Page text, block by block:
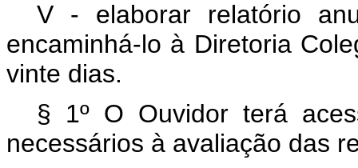
V - elaborar relatório
encaminhá-lo à Diretoria
vinte dias.
§ 1º O Ouvidor terá
necessários à avaliação das